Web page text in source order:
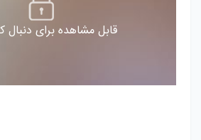
قابل مشاهده برای دنبال